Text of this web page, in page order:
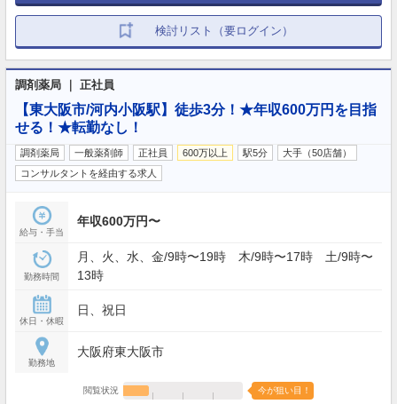
検討リスト（要ログイン）
調剤薬局 ｜ 正社員
【東大阪市/河内小阪駅】徒歩3分！★年収600万円を目指
せる！★転勤なし！
調剤薬局 一般薬剤師 正社員 600万以上 駅5分
大手（50店舗）
コンサルタントを経由する求人
給与・手当
年収600万円〜
勤務時間
月、火、水、金/9時〜19時 木/9時〜17時 土/9時〜
13時
休日・休暇
日、祝日
勤務地
大阪府東大阪市
閲覧状況 今が狙い目！